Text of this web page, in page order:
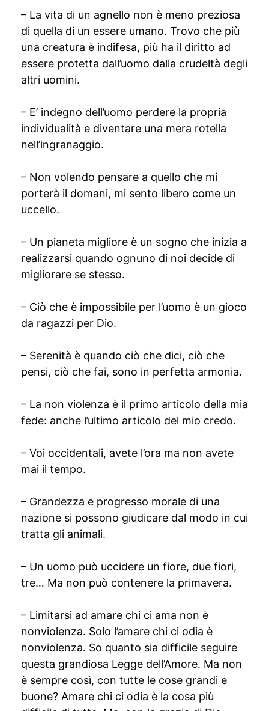
– La vita di un agnello non è meno preziosa
di quella di un essere umano. Trovo che più
una creatura è indifesa, più ha il diritto ad
essere protetta dall’uomo dalla crudeltà degli
altri uomini.
– E’ indegno dell’uomo perdere la propria
individualità e diventare una mera rotella
nell’ingranaggio.
– Non volendo pensare a quello che mi
porterà il domani, mi sento libero come un
uccello.
– Un pianeta migliore è un sogno che inizia a
realizzarsi quando ognuno di noi decide di
migliorare se stesso.
– Ciò che è impossibile per l’uomo è un gioco
da ragazzi per Dio.
– Serenità è quando ciò che dici, ciò che
pensi, ciò che fai, sono in perfetta armonia.
– La non violenza è il primo articolo della mia
fede: anche l’ultimo articolo del mio credo.
– Voi occidentali, avete l’ora ma non avete
mai il tempo.
– Grandezza e progresso morale di una
nazione si possono giudicare dal modo in cui
tratta gli animali.
– Un uomo può uccidere un fiore, due fiori,
tre… Ma non può contenere la primavera.
– Limitarsi ad amare chi ci ama non è
nonviolenza. Solo l’amare chi ci odia è
nonviolenza. So quanto sia difficile seguire
questa grandiosa Legge dell’Amore. Ma non
è sempre così, con tutte le cose grandi e
buone? Amare chi ci odia è la cosa più